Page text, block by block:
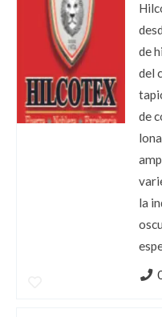
de
del
de
la